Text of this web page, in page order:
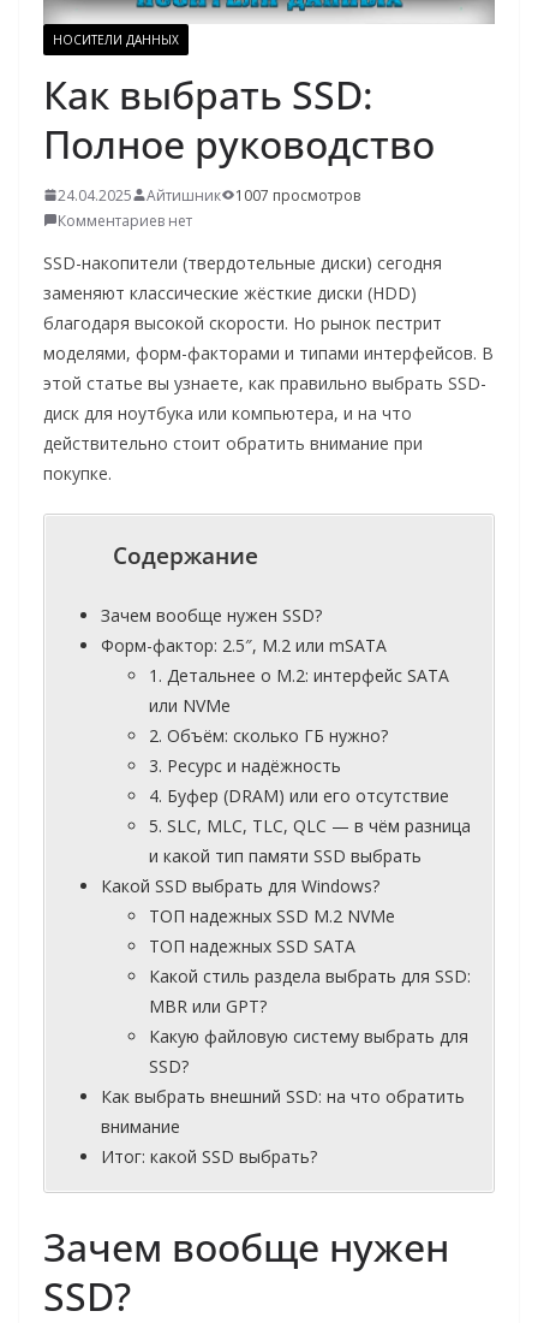
НОСИТЕЛИ ДАННЫХ
Как выбрать SSD:
Полное руководство
24.04.2025 Айтишник
1007 просмотров
Комментариев нет
SSD-накопители (твердотельные диски) сегодня
заменяют классические жёсткие диски (HDD)
благодаря высокой скорости. Но рынок пестрит
моделями, форм-факторами и типами интерфейсов. В
этой статье вы узнаете, как правильно выбрать SSD-
диск для ноутбука или компьютера, и на что
действительно стоит обратить внимание при
покупке.
Содержание
Зачем вообще нужен SSD?
Форм-фактор: 2.5″, M.2 или mSATA
1. Детальнее о M.2: интерфейс SATA
или NVMe
2. Объём: сколько ГБ нужно?
3. Ресурс и надёжность
4. Буфер (DRAM) или его отсутствие
5. SLC, MLC, TLC, QLC — в чём разница
и какой тип памяти SSD выбрать
Какой SSD выбрать для Windows?
ТОП надежных SSD M.2 NVMe
ТОП надежных SSD SATA
Какой стиль раздела выбрать для SSD:
MBR или GPT?
Какую файловую систему выбрать для
SSD?
Как выбрать внешний SSD: на что обратить
внимание
Итог: какой SSD выбрать?
Зачем вообще нужен
SSD?